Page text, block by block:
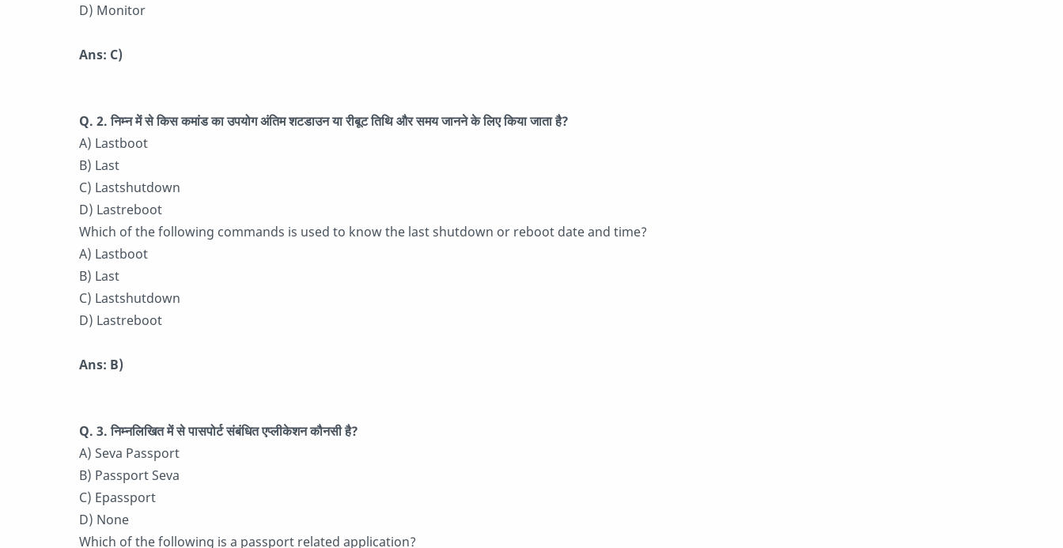
D) Monitor
Ans: C)
Q. 2. निम्न में से किस कमांड का उपयोग अंतिम शटडाउन या रीबूट तिथि और समय जानने के लिए किया जाता है?
A) Lastboot
B) Last
C) Lastshutdown
D) Lastreboot
Which of the following commands is used to know the last shutdown or reboot date and time?
A) Lastboot
B) Last
C) Lastshutdown
D) Lastreboot
Ans: B)
Q. 3. निम्नलिखित में से पासपोर्ट संबंधित एप्लीकेशन कौनसी है?
A) Seva Passport
B) Passport Seva
C) Epassport
D) None
Which of the following is a passport related application?